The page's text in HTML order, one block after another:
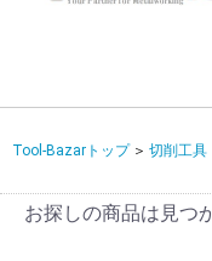
Tool-Bazarトップ ＞ 切削工具
お探しの商品は見つ